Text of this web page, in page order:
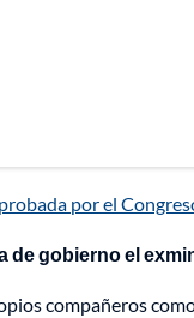
por el
de gobierno el
compañeros